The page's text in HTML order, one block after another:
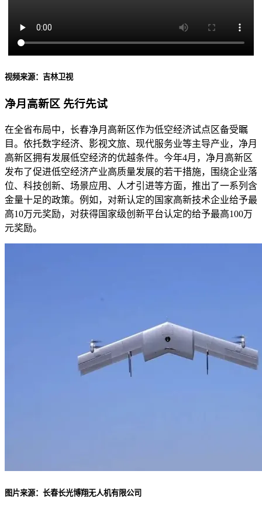
视频来源：吉林卫视
净月高新区 先行先试
在全省布局中，长春净月高新区作为低空经济试点区备受瞩
目。依托数字经济、影视文旅、现代服务业等主导产业，净月
高新区拥有发展低空经济的优越条件。今年4月，净月高新区
发布了促进低空经济产业高质量发展的若干措施，围绕企业落
位、科技创新、场景应用、人才引进等方面，推出了一系列含
金量十足的政策。例如，对新认定的国家高新技术企业给予最
高10万元奖励，对获得国家级创新平台认定的给予最高100万
元奖励。
图片来源：长春长光博翔无人机有限公司